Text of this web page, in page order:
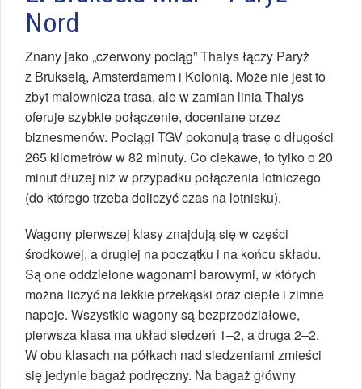
Nord
Znany jako „czerwony pociąg” Thalys łączy Paryż
z Brukselą, Amsterdamem i Kolonią. Może nie jest to
zbyt malownicza trasa, ale w zamian linia Thalys
oferuje szybkie połączenie, doceniane przez
biznesmenów. Pociągi TGV pokonują trasę o długości
265 kilometrów w 82 minuty. Co ciekawe, to tylko o 20
minut dłużej niż w przypadku połączenia lotniczego
(do którego trzeba doliczyć czas na lotnisku).
Wagony pierwszej klasy znajdują się w części
środkowej, a drugiej na początku i na końcu składu.
Są one oddzielone wagonami barowymi, w których
można liczyć na lekkie przekąski oraz ciepłe i zimne
napoje. Wszystkie wagony są bezprzedziałowe,
pierwsza klasa ma układ siedzeń 1–2, a druga 2–2.
W obu klasach na półkach nad siedzeniami zmieści
się jedynie bagaż podręczny. Na bagaż główny